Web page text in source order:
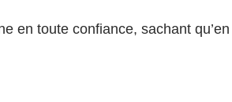
en toute confiance, sachant